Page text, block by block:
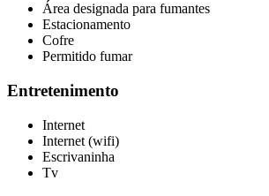
Área designada para fumantes
Estacionamento
Cofre
Permitido fumar
Entretenimento
Internet
Internet (wifi)
Escrivaninha
Tv